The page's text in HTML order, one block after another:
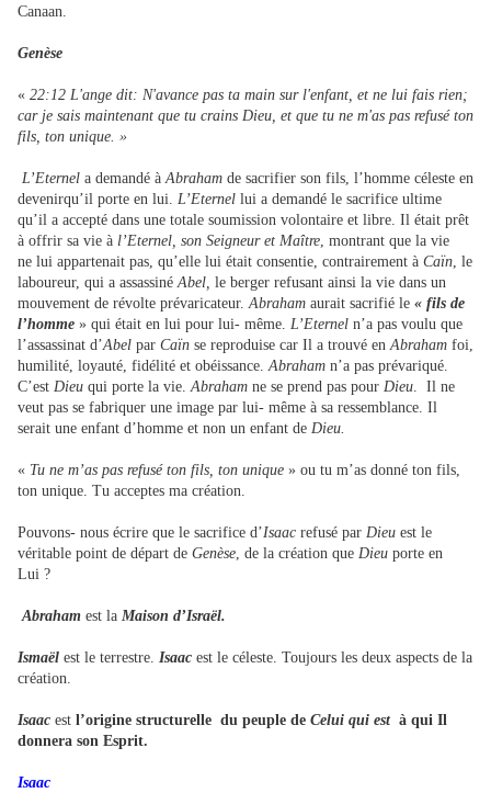
Canaan.
Genèse
« 22:12 L'ange dit: N'avance pas ta main sur l'enfant, et ne lui fais rien;
car je sais maintenant que tu crains Dieu, et que tu ne m'as pas refusé ton
fils, ton unique. »
L’Eternel a demandé à Abraham de sacrifier son fils, l’homme céleste en
devenirqu’il porte en lui. L’Eternel lui a demandé le sacrifice ultime
qu’il a accepté dans une totale soumission volontaire et libre. Il était prêt
à offrir sa vie à l’Eternel, son Seigneur et Maître , montrant que la vie
ne lui appartenait pas, qu’elle lui était consentie, contrairement à Caïn , le
laboureur, qui a assassiné Abel, le berger refusant ainsi la vie dans un
mouvement de révolte prévaricateur. Abraham aurait sacrifié le « fils de
l’homme » qui était en lui pour lui- même. L’Eternel n’a pas voulu que
l’assassinat d’Abel par Caïn se reproduise car Il a trouvé en Abraham foi,
humilité, loyauté, fidélité et obéissance. Abraham n’a pas prévariqué.
C’est Dieu qui porte la vie. Abraham ne se prend pas pour Dieu . Il ne
veut pas se fabriquer une image par lui- même à sa ressemblance. Il
serait une enfant d’homme et non un enfant de Dieu.
« Tu ne m’as pas refusé ton fils, ton unique » ou tu m’as donné ton fils,
ton unique. Tu acceptes ma création.
Pouvons- nous écrire que le sacrifice d’Isaac refusé par Dieu est le
véritable point de départ de Genèse , de la création que Dieu porte en
Lui ?
Abraham est la Maison d’Israël.
Ismaël est le terrestre. Isaac est le céleste. Toujours les deux aspects de la
création.
Isaac est l’origine structurelle du peuple de Celui qui està qui Il
donnera son Esprit.
Isaac